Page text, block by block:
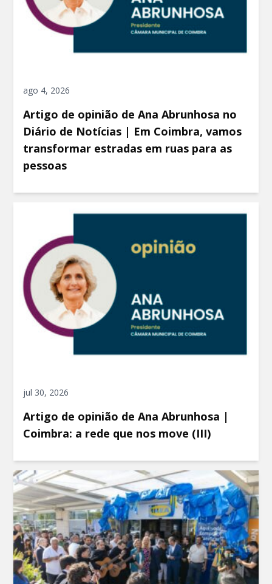
ago 4, 2026
Artigo de opinião de Ana Abrunhosa no
Diário de Notícias | Em Coimbra, vamos
transformar estradas em ruas para as
pessoas
jul 30, 2026
Artigo de opinião de Ana Abrunhosa |
Coimbra: a rede que nos move (III)